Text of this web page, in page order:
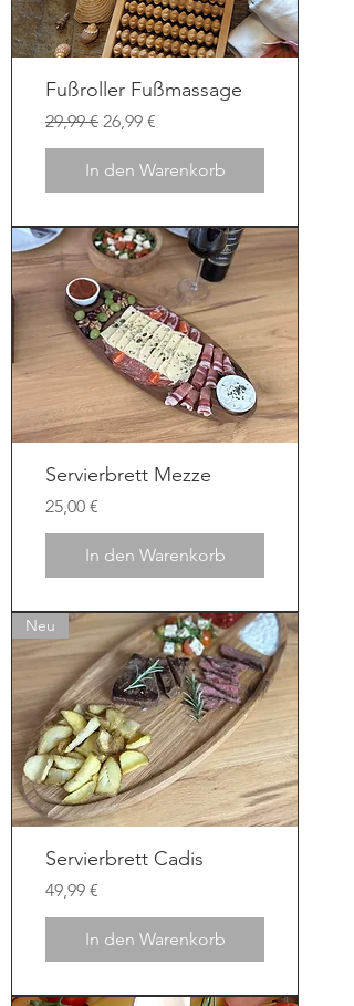
Fußroller Fußmassage
Standardpreis
29,99 € Sale-Preis
26,99 €
In den Warenkorb
Servierbrett Mezze
Preis
25,00 €
In den Warenkorb
Neu
Servierbrett Cadis
Preis
49,99 €
In den Warenkorb